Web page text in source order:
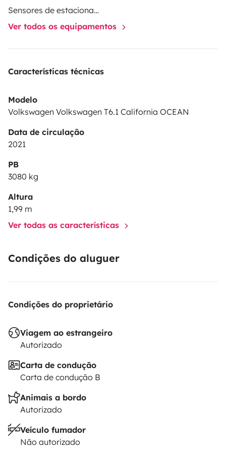
Jeux de cartes (Uno, Skyjo) pour les soirées ou les
jours de pluie
parce que les aventures sont meilleures avec toute la
Sensores de estacionamento
Ver todos os equipamentos
Características técnicas
Modelo
Volkswagen Volkswagen T6.1 California OCEAN
Data de circulação
2021
PB
3080 kg
Altura
1,99 m
Ver todas as características
Condições do aluguer
Condições do proprietário
Viagem ao estrangeiro
Autorizado
Carta de condução
Carta de condução B
Animais a bordo
Autorizado
Veículo fumador
Não autorizado